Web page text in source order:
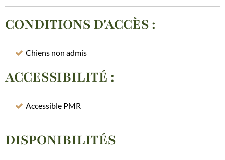
CONDITIONS D'ACCÈS:
Chiens non admis
ACCESSIBILITÉ :
Accessible PMR
DISPONIBILITÉS